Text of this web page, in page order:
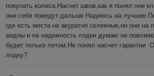
покупать колеса.Насчет швов,как я понял они
они себя поведут дальше.Надеюсь на
где есть места не акуратно склееные,но они на
видны и на надежность лодки думаю не
будет только летом.Не понял насчет гарантии
лодку?